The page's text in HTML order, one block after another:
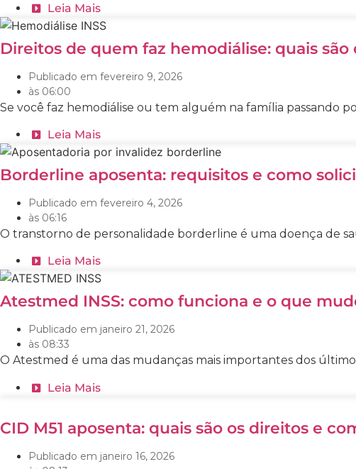
Leia Mais
Direitos de quem faz hemodiálise: quais são
Publicado em fevereiro 9, 2026
às 06:00
Se você faz hemodiálise ou tem alguém na família passando
Leia Mais
Borderline aposenta: requisitos e como
Publicado em fevereiro 4, 2026
às 06:16
O transtorno de personalidade borderline é uma doença de
Leia Mais
Atestmed INSS: como funciona e o que
Publicado em janeiro 21, 2026
às 08:33
O Atestmed é uma das mudanças mais importantes dos
Leia Mais
CID M51 aposenta: quais são os direitos e
Publicado em janeiro 16, 2026